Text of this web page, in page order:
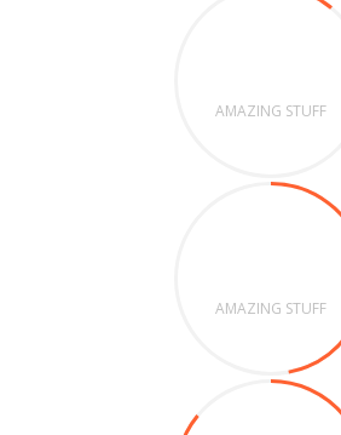
AMAZING STUFF
AMAZING STUFF